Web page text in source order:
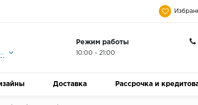
Москва, Ленинградское шоссе дом 25, Торговый Центр Family Room, 2-ой этаж, Магазин Керамический Бум.
Режим работы
10:00 - 21:00
Доставка Рассрочка и